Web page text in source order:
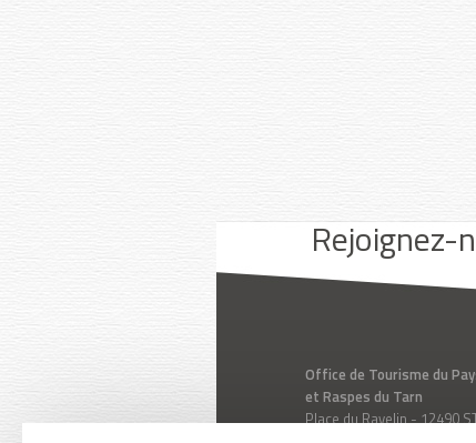
Rejoignez-
Facebook Instagram
Office de Tourisme du
et Raspes du Tarn
Place du Ravelin - 12490